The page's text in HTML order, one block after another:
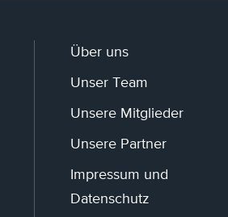
Über uns
Unser Team
Unsere Mitglieder
Unsere Partner
Impressum und
Datenschutz